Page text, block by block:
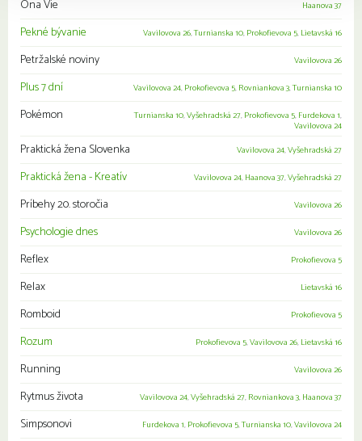
Ona Vie Haanova 37
Pekné bývanie Vavilovova 26,Turnianska 10,Prokofievova 5,Lietavská 16
Petržalské noviny Vavilovova 26
Plus 7 dní Vavilovova 24,Prokofievova 5,Rovniankova 3,Turnianska 10
Pokémon Turnianska 10,Vyšehradská 27,Prokofievova 5,Furdekova 1,
Vavilovova 24
Praktická žena Slovenka Vavilovova 24,Vyšehradská 27
Praktická žena - Kreatív Vavilovova 24,Haanova 37,Vyšehradská 27
Príbehy 20. storočia Vavilovova 26
Psychologie dnes Vavilovova 26
Reflex Prokofievova 5
Relax Lietavská 16
Romboid Prokofievova 5
Rozum Prokofievova 5,Vavilovova 26,Lietavská 16
Running Vavilovova 26
Rytmus života Vavilovova 24,Vyšehradská 27,Rovniankova 3,Haanova 37
Simpsonovi Furdekova 1,Prokofievova 5,Turnianska 10,Vavilovova 24